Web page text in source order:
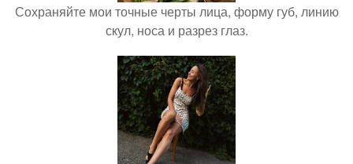
Сохраняйте мои точные черты лица, форму губ, линию
скул, носа и разрез глаз.